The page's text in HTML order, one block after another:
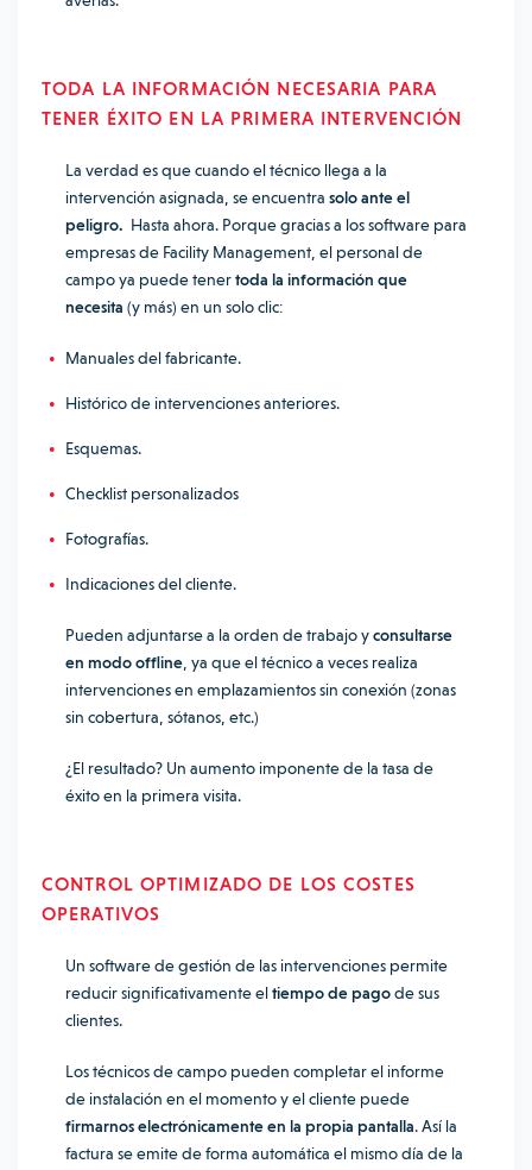
TODA LA INFORMACIÓN NECESARIA PARA
TENER ÉXITO EN LA PRIMERA INTERVENCIÓN
La verdad es que cuando el técnico llega a la
intervención asignada, se encuentra solo ante el
peligro. Hasta ahora. Porque gracias a los software para
empresas de Facility Management, el personal de
campo ya puede tenertoda la información que
necesita (y más) en un solo clic:
Manuales del fabricante.
Histórico de intervenciones anteriores.
Esquemas.
Checklist personalizados
Fotografías.
Indicaciones del cliente.
Pueden adjuntarse a la orden de trabajo yconsultarse
en modo offline , ya que el técnico a veces realiza
intervenciones en emplazamientos sin conexión (zonas
sin cobertura, sótanos, etc.)
¿El resultado? Un aumento imponente de la tasa de
éxito en la primera visita.
CONTROL OPTIMIZADO DE LOS COSTES
OPERATIVOS
Un software de gestión de las intervenciones permite
reducir significativamente eltiempo de pagode sus
clientes.
Los técnicos de campo pueden completar el informe
de instalación en el momento y el cliente puede
firmarnos electrónicamente en la propia pantalla. Así la
factura se emite de forma automática el mismo día de la